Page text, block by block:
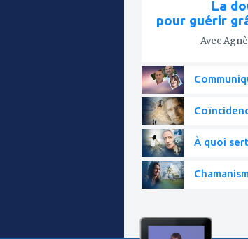
La
pour guérir
Avec
À quoi